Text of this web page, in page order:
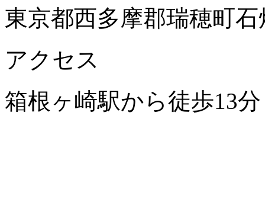
東京都西多摩郡瑞穂町石
アクセス
箱根ヶ崎駅から徒歩13分